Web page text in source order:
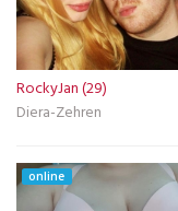
RockyJan (29)
Diera-Zehren
online